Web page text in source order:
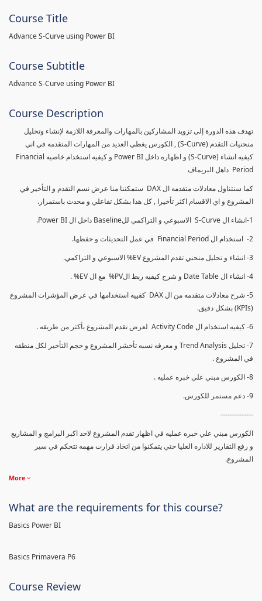
Course Title
Advance S-Curve using Power BI
Course Subtitle
Advance S-Curve using Power BI
Course Description
تهدف هذه الدورة إلى تزويد المشاركين بالمهارات والمعرفة اللازمة لإنشاء وتحليل
منحنيات التقدم (S-Curve) , الكورس يغطي العديد من المهارات المتقدمه في اني
كيفيه انشاء (S-Curve) و اظهاره داخل Power BI و كيفيه استخدام خاصيه Financial
Period داهل البريماف
كما سنتناول معادلات متقدمه ال DAX ستمكننا منا عرض نسم التقدم و التأخير في
المشروع و اي الاقسام اكثر تأخيرا , كل هذا بشكل تفاعلي و محدث باستمرار.
1-انشاء ال S-Curve الاسبوعي و التراكمي للBaseline داخل ال Power BI.
2- استخدام ال Financial Period في عمل التحديثات و حفظها.
3- انشاء و تحليل منحني تقدم المشروع EV% الاسبوعي و التراكمي.
4- انشاء ال Date Table و شرح كيفيه ربط الPV% مع ال EV% .
5- شرح معادلات متقدمه من ال DAX كفييه استخدامها في عرض المؤشرات المشروع
(KPIs) بشكل دقيق.
6- كيفيه استخدام ال Activity Code لعرض تقدم المشروع بأكثر من طريقه .
7- تحليل Trend Analysis و معرفه نسبه تأخشر المشروع و حجم التأخير لكل منطقه
في المشروع .
8- الكورس مبني علي خبره عمليه .
9- دعم مستمر للكورس.
--------------
الكورس مبني علي خبره عمليه في اظهار تقدم المشروع لاحد اكبر البرامج و المشاريع
و رفع التقارير للاداره العليا حتي يتمكنوا من اتخاذ قرارت مهمه تتحكم في سير
المشروع.
More
What are the requirements for this course?
Basics Power BI
Basics Primavera P6
Course Review